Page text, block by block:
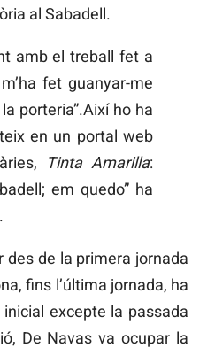
al Sabadell.
amb el treball fet a
fet guanyar-me
porteria”.Així ho ha
en un portal web
Tinta Amarilla:
em quedo” ha
de la primera jornada
fins l’última jornada, ha
excepte la passada
De Navas va ocupar la